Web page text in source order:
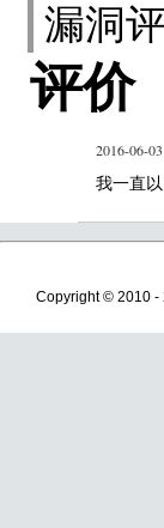
漏洞
评价
2016-06-
我一直
Copyright © 2010 -